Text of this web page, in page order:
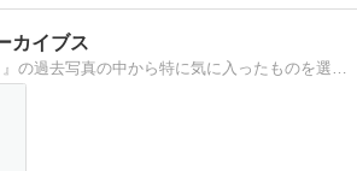
カイブス